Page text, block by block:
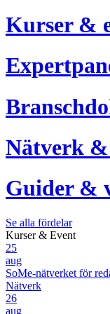
Kurser &
Nätverk
Guider &
Se alla fördelar
Kurser & Event
25
aug
SoMe-nätverket för
Nätverk
26
aug